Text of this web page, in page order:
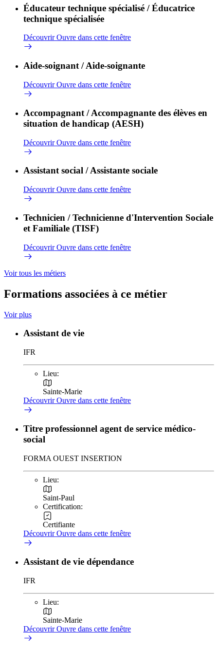
Éducateur technique spécialisé / Éducatrice
technique spécialisée
DécouvrirOuvre dans cette fenêtre
Aide-soignant / Aide-soignante
DécouvrirOuvre dans cette fenêtre
Accompagnant / Accompagnante des élèves en
situation de handicap (AESH)
DécouvrirOuvre dans cette fenêtre
Assistant social / Assistante sociale
DécouvrirOuvre dans cette fenêtre
Technicien / Technicienne d'Intervention Sociale
et Familiale (TISF)
DécouvrirOuvre dans cette fenêtre
Voir tous les métiers
Formations associées à ce métier
Voir plus
Assistant de vie
IFR
Lieu:
Sainte-Marie
DécouvrirOuvre dans cette fenêtre
Titre professionnel agent de service médico-
social
FORMA OUEST INSERTION
Lieu:
Saint-Paul
Certification:
Certifiante
DécouvrirOuvre dans cette fenêtre
Assistant de vie dépendance
IFR
Lieu:
Sainte-Marie
DécouvrirOuvre dans cette fenêtre